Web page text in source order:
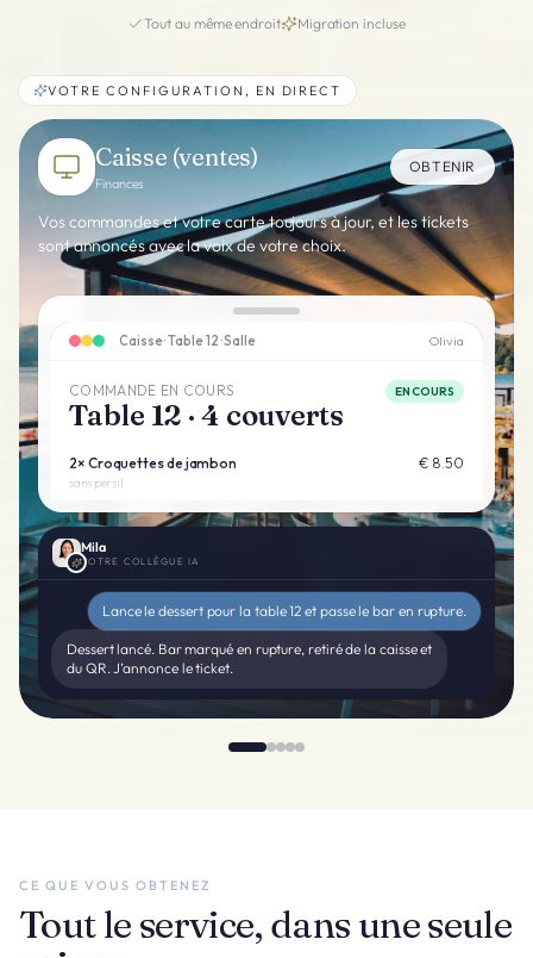
Tout au même endroit Migration incluse
VOTRE CONFIGURATION, EN DIRECT
Caisse (ventes)
Finances
OBTENIR
Vos commandes et votre carte toujours à jour, et les tickets
sont annoncés avec la voix de votre choix.
Caisse · Table 12 · Salle Olivia
COMMANDE EN COURS
Table 12 · 4 couverts
EN COURS
2× Croquettes de jambon
sans persil
€ 8.50
1×Salade maison € 6.90
2×Filet au whisky
Vin rouge · verre € 4.50
2×Café · noisette € 1.80
Total € 71.10
Changer de
Mila
VOTRE COLLÈGUE IA
Lance le dessert pour la table 12 et passe le bar en rupture.
Dessert lancé. Bar marqué en rupture, retiré de la caisse et
du QR. J’annonce le ticket.
CE QUE VOUS OBTENEZ
Tout le service, dans une seule